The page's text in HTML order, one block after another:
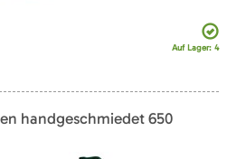
Auf Lager: 4
handgeschmiedet 650